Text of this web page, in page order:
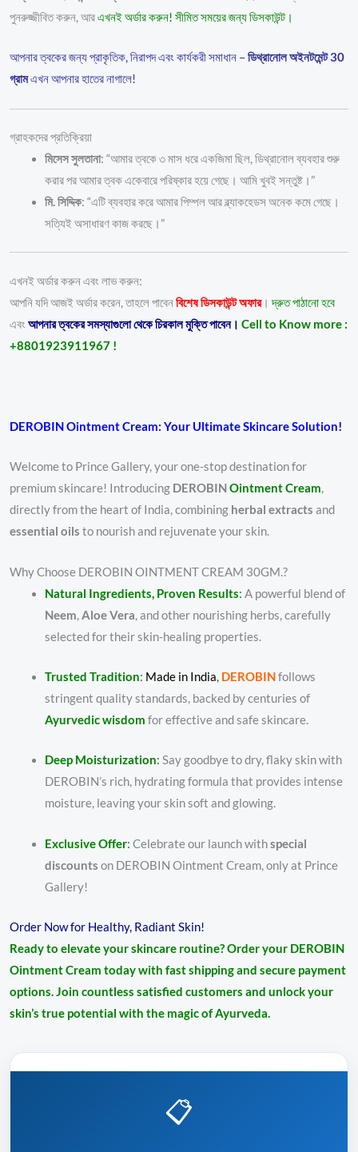
পুনরুজ্জীবিত করুন, আরএখনই অর্ডার করুন! সীমিত সময়ের জন্য ডিসকাউন্ট।
আপনার ত্বকের জন্য প্রাকৃতিক, নিরাপদ এবং কার্যকরী সমাধান –ডিথ্রানোল অইনটমেন্ট 30
গ্রামএখন আপনার হাতের নাগালে!
গ্রাহকদের প্রতিক্রিয়া
মিসেস সুলতানা: “আমার ত্বকে ৩ মাস ধরে একজিমা ছিল, ডিথ্রানোল ব্যবহার শুরু
করার পর আমার ত্বক একেবারে পরিষ্কার হয়ে গেছে। আমি খুবই সন্তুষ্ট।”
মি. সিদ্দিক: “এটি ব্যবহার করে আমার পিম্পল আর ব্ল্যাকহেডস অনেক কমে গেছে।
সত্যিই অসাধারণ কাজ করছে।”
এখনই অর্ডার করুন এবং লাভ করুন:
আপনি যদি আজই অর্ডার করেন, তাহলে পাবেনবিশেষ ডিসকাউন্ট অফার।দ্রুত পাঠানো হবে
এবং আপনার ত্বকের সমস্যাগুলো থেকে চিরকাল মুক্তি পাবেন। Cell to Know more :
+8801923911967 !
DEROBIN Ointment Cream: Your Ultimate Skincare Solution!
Welcome to Prince Gallery, your one-stop destination for
premium skincare! Introducing DEROBINOintment Cream,
directly from the heart of India, combining herbal extracts and
essential oils to nourish and rejuvenate your skin.
Why Choose DEROBIN OINTMENT CREAM 30GM.?
Natural Ingredients, Proven Results: A powerful blend of
Neem,Aloe Vera, and other nourishing herbs, carefully
selected for their skin-healing properties.
Trusted Tradition: Made in India, DEROBINfollows
stringent quality standards, backed by centuries of
Ayurvedic wisdom for effective and safe skincare.
Deep Moisturization: Say goodbye to dry, flaky skin with
DEROBIN’s rich, hydrating formula that provides intense
moisture, leaving your skin soft and glowing.
Exclusive Offer: Celebrate our launch withspecial
discounts on DEROBIN Ointment Cream, only at Prince
Gallery!
Order Now for Healthy, Radiant Skin!
Ready to elevate your skincare routine? Order your DEROBIN
Ointment Cream today with fast shipping and secure payment
options. Join countless satisfied customers and unlock your
skin’s true potential with the magic of Ayurveda.
📋